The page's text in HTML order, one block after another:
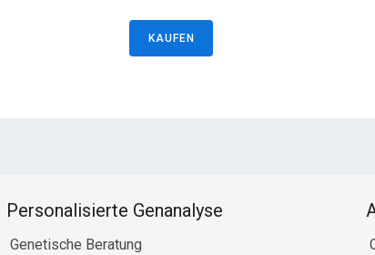
KAUFEN
Personalisierte Genanalyse
Genetische Beratung